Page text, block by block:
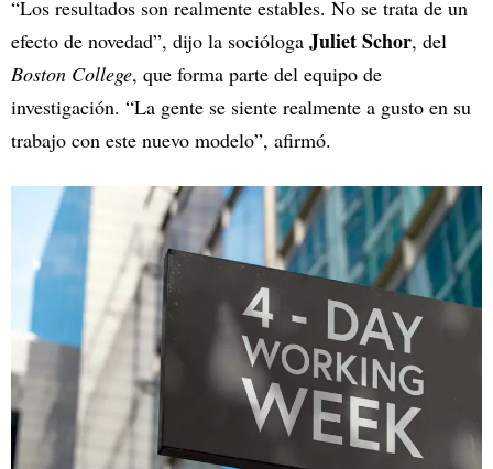
“Los resultados son realmente estables. No se trata de un
efecto de novedad”, dijo la socióloga Juliet Schor, del
Boston College, que forma parte del equipo de
investigación. “La gente se siente realmente a gusto en su
trabajo con este nuevo modelo”, afirmó.